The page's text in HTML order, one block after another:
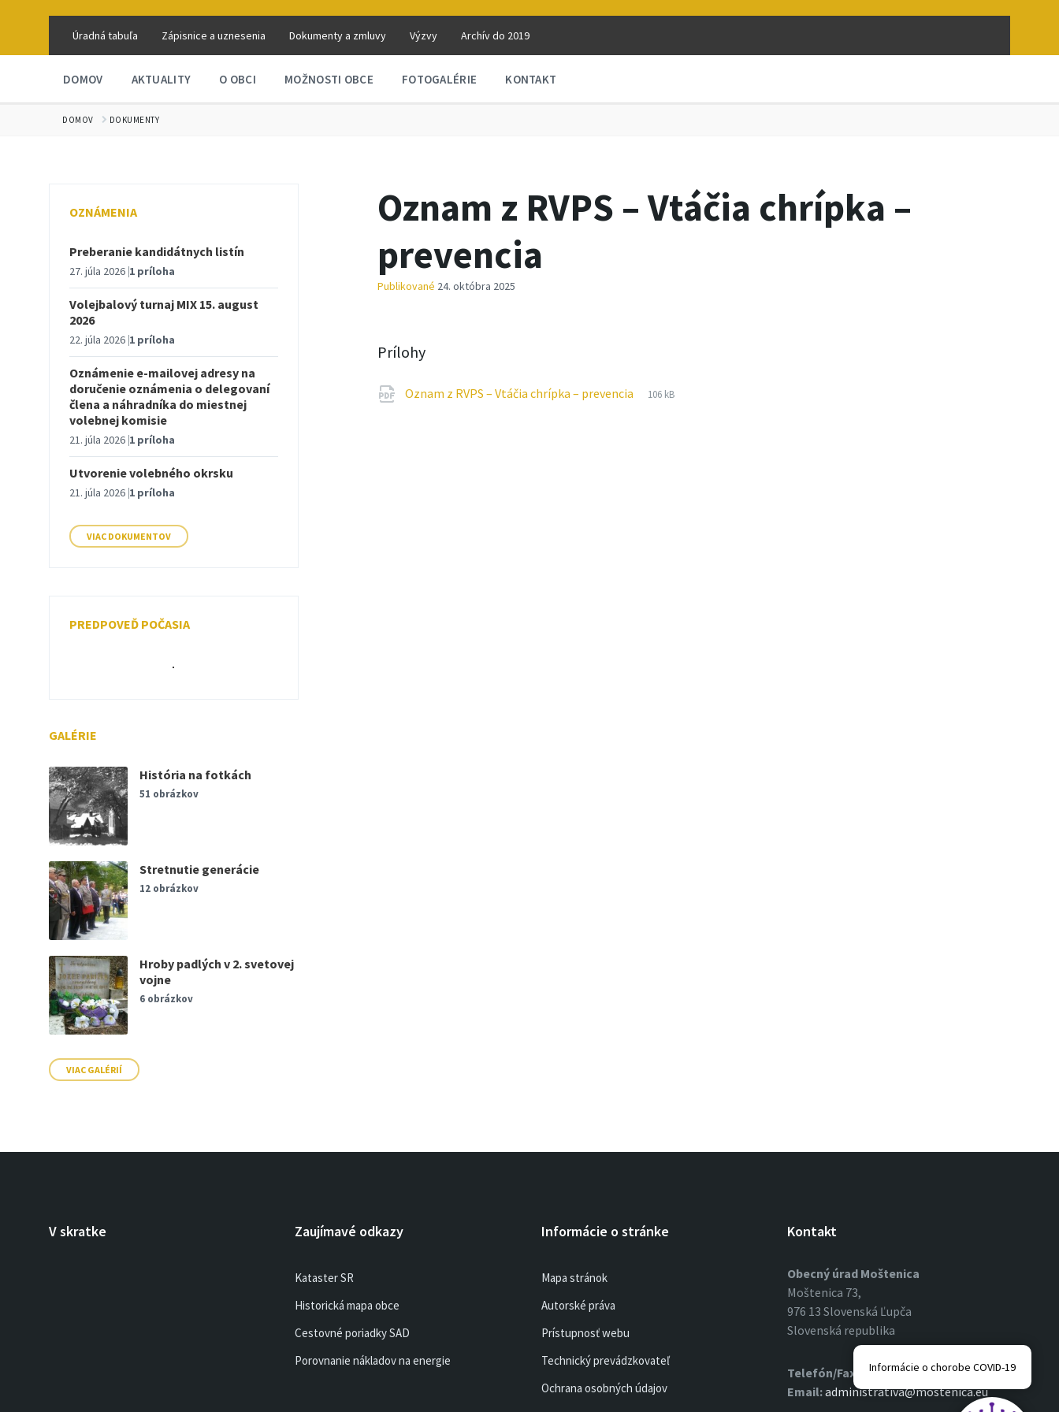
Úradná tabuľa Zápisnice a uznesenia Dokumenty a zmluvy Výzvy Archív do 2019
DOMOV AKTUALITY O OBCI MOŽNOSTI OBCE FOTOGALÉRIE KONTAKT
DOMOV DOKUMENTY
Oznam z RVPS – Vtáčia chrípka –
prevencia
Publikované 24. októbra 2025
Prílohy
Oznam z RVPS – Vtáčia chrípka – prevencia
Prípona
pdf
Veľkosť
106 kB
OZNÁMENIA
Preberanie kandidátnych listín
27. júla 2026 1 príloha
Volejbalový turnaj MIX 15. august
2026
22. júla 2026 1 príloha
Oznámenie e-mailovej adresy na
doručenie oznámenia o delegovaní
člena a náhradníka do miestnej
volebnej komisie
21. júla 2026 1 príloha
Utvorenie volebného okrsku
21. júla 2026 1 príloha
VIAC DOKUMENTOV
PREDPOVEĎ POČASIA
GALÉRIE
História na fotkách
51 obrázkov
Stretnutie generácie
12 obrázkov
Hroby padlých v 2. svetovej
vojne
6 obrázkov
VIAC GALÉRIÍ
V skratke Zaujímavé odkazy
Kataster SR
Historická mapa obce
Cestovné poriadky SAD
Porovnanie nákladov na energie
Informácie o stránke
Mapa stránok
Autorské práva
Prístupnosť webu
Technický prevádzkovateľ
Ochrana osobných údajov
Kontakt
Obecný úrad Moštenica
Moštenica 73,
976 13 Slovenská Ľupča
Slovenská republika
Telefón/Fax:
048/4196354
Email:administrativa@mostenica.eu
Informácie o chorobe COVID-19